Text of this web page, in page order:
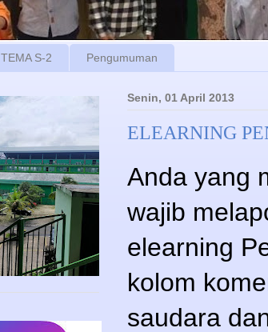
TEMA S-2 Pengumuman
Senin, 01 April 2013
ELEARNING
Anda yang
wajib
elearning
kolom
saudara